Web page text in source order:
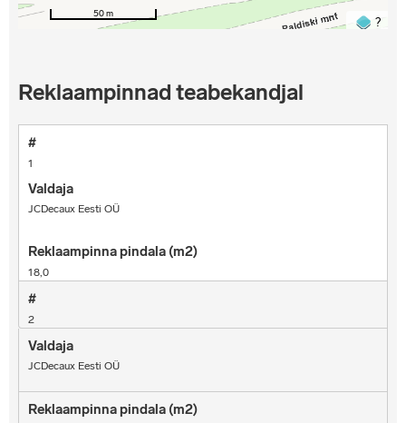
50 m
?
Reklaampinnad teabekandjal
1
JCDecaux Eesti OÜ
18,0
2
JCDecaux Eesti OÜ